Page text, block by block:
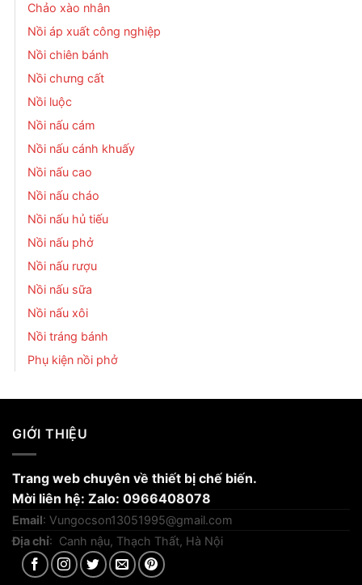
Chảo xào nhân
Nồi áp xuất công nghiệp
Nồi chiên bánh
Nồi chưng cất
Nồi luộc
Nồi nấu cám
Nồi nấu cánh khuấy
Nồi nấu cao
Nồi nấu cháo
Nồi nấu hủ tiếu
Nồi nấu phở
Nồi nấu rượu
Nồi nấu sữa
Nồi nấu xôi
Nồi tráng bánh
Phụ kiện nồi phở
GIỚI THIỆU
Trang web chuyên về thiết bị chế biến.
Mời liên hệ: Zalo: 0966408078
Email: Vungocson13051995@gmail.com
Địa chỉ: Canh nậu, Thạch Thất, Hà Nội